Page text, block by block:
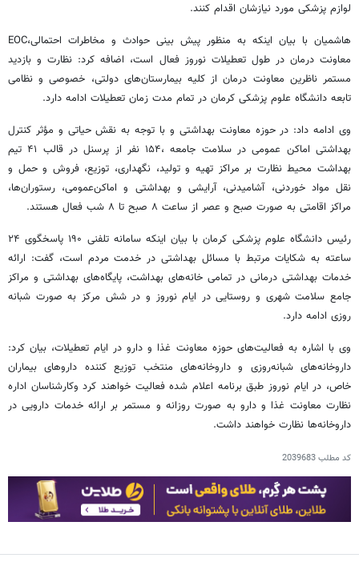
لوازم پزشکی مورد نیازشان اقدام کنند.
هاشمیان با بیان اینکه به منظور پیش بینی حوادث و مخاطرات احتمالی،EOC
معاونت درمان در طول تعطیلات نوروز فعال است، اضافه کرد: نظارت و بازدید
مستمر ناظرین معاونت درمان از کلیه بیمارستان‌های دولتی، خصوصی و نظامی
تابعه دانشگاه علوم پزشکی کرمان در تمام مدت زمان تعطیلات ادامه دارد.
وی ادامه داد: در حوزه معاونت بهداشتی و با توجه به نقش حیاتی و مؤثر کنترل
بهداشتی اماکن عمومی در سلامت جامعه ،۱۵۴ نفر از پرسنل در قالب ۴۱ تیم
بهداشت محیط نظارت بر مراکز تهیه و تولید، نگهداری‌، توزیع‌، فروش و حمل و
نقل مواد خوردنی‌، آشامیدنی‌، آرایشی و بهداشتی و اماکن‌عمومی‌، رستوران‌ها،
مراکز اقامتی به صورت صبح و عصر از ساعت ۸ صبح تا ۸ شب فعال هستند.
رئیس دانشگاه علوم پزشکی کرمان با بیان اینکه سامانه تلفنی ۱۹۰ پاسخگوی ۲۴
ساعته به شکایات مرتبط با مسائل بهداشتی در خدمت مردم است، گفت: ارائه
خدمات بهداشتی درمانی در تمامی خانه‌های بهداشت، پایگاه‌های بهداشتی و مراکز
جامع سلامت شهری و روستایی در ایام نوروز و در شش مرکز به صورت شبانه
روزی ادامه دارد.
وی با اشاره به فعالیت‌های حوزه معاونت غذا و دارو در ایام تعطیلات، بیان کرد:
داروخانه‌های شبانه‌روزی و داروخانه‌های منتخب توزیع کننده داروهای بیماران
خاص، در ایام نوروز طبق برنامه اعلام شده فعالیت خواهند کرد وکارشناسان اداره
نظارت معاونت غذا و دارو به صورت روزانه و مستمر بر ارائه خدمات دارویی در
داروخانه‌ها نظارت خواهند داشت.
کد مطلب2039683